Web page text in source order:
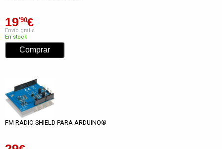
19'90€
Envío gratis
En stock
FM RADIO SHIELD PARA ARDUINO®